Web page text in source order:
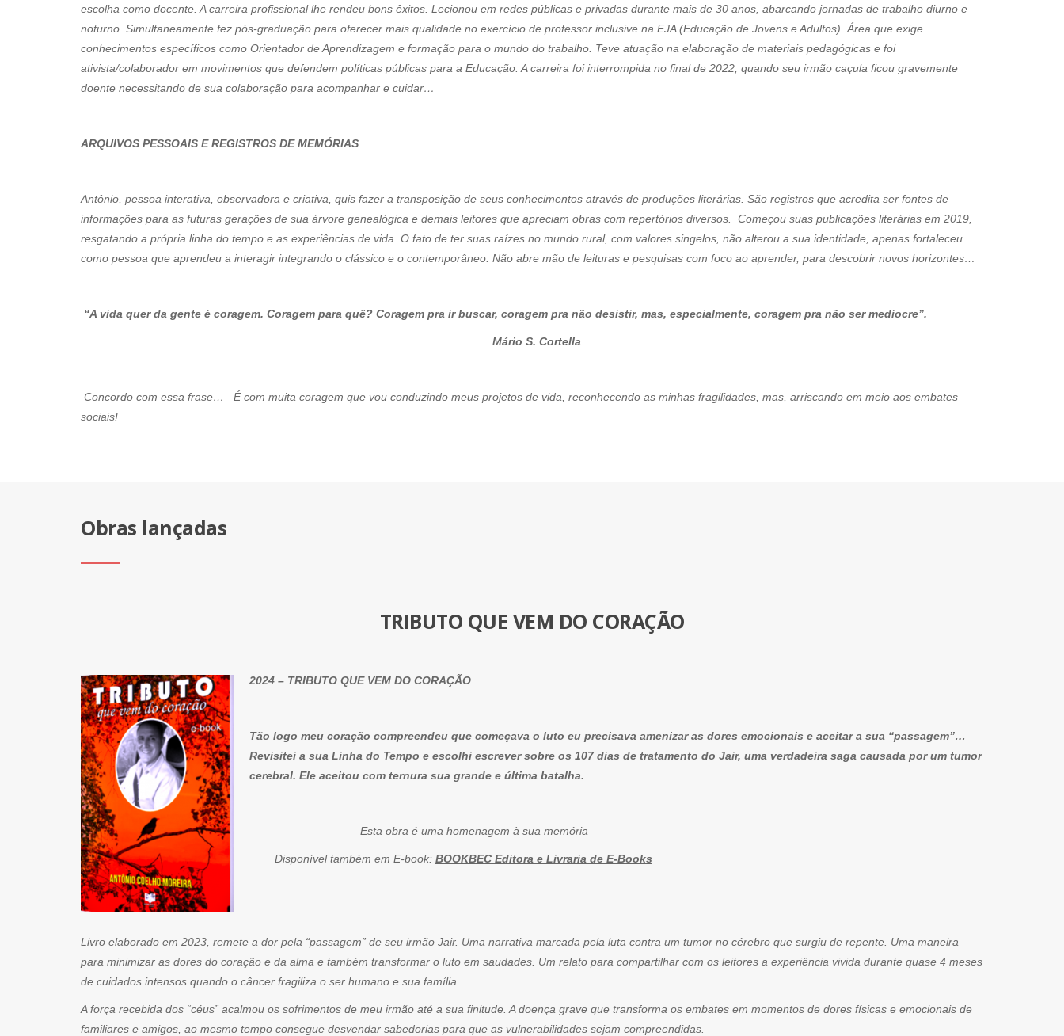
escolha como docente. A carreira profissional lhe rendeu bons êxitos. Lecionou em redes públicas e privadas durante mais de 30 anos, abarcando jornadas de trabalho diurno e
noturno. Simultaneamente fez pós-graduação para oferecer mais qualidade no exercício de professor inclusive na EJA (Educação de Jovens e Adultos). Área que exige
conhecimentos específicos como Orientador de Aprendizagem e formação para o mundo do trabalho. Teve atuação na elaboração de materiais pedagógicas e foi
ativista/colaborador em movimentos que defendem políticas públicas para a Educação. A carreira foi interrompida no final de 2022, quando seu irmão caçula ficou gravemente
doente necessitando de sua colaboração para acompanhar e cuidar…
ARQUIVOS PESSOAIS E REGISTROS DE MEMÓRIAS
Antônio, pessoa interativa, observadora e criativa, quis fazer a transposição de seus conhecimentos através de produções literárias. São registros que acredita ser fontes de
informações para as futuras gerações de sua árvore genealógica e demais leitores que apreciam obras com repertórios diversos. Começou suas publicações literárias em 2019,
resgatando a própria linha do tempo e as experiências de vida. O fato de ter suas raízes no mundo rural, com valores singelos, não alterou a sua identidade, apenas fortaleceu
como pessoa que aprendeu a interagir integrando o clássico e o contemporâneo. Não abre mão de leituras e pesquisas com foco ao aprender, para descobrir novos horizontes…
“A vida quer da gente é coragem. Coragem para quê? Coragem pra ir buscar, coragem pra não desistir, mas, especialmente, coragem pra não ser medíocre”.
Mário S. Cortella
Concordo com essa frase… É com muita coragem que vou conduzindo meus projetos de vida, reconhecendo as minhas fragilidades, mas, arriscando em meio aos embates
sociais!
Obras lançadas
TRIBUTO QUE VEM DO CORAÇÃO
2024 – TRIBUTO QUE VEM DO CORAÇÃO
Tão logo meu coração compreendeu que começava o luto eu precisava amenizar as dores emocionais e aceitar a sua “passagem”…
Revisitei a sua Linha do Tempo e escolhi escrever sobre os 107 dias de tratamento do Jair, uma verdadeira saga causada por um tumor
cerebral. Ele aceitou com ternura sua grande e última batalha.
– Esta obra é uma homenagem à sua memória –
Disponível também em E-book: BOOKBEC Editora e Livraria de E-Books
Livro elaborado em 2023, remete a dor pela “passagem” de seu irmão Jair. Uma narrativa marcada pela luta contra um tumor no cérebro que surgiu de repente. Uma maneira
para minimizar as dores do coração e da alma e também transformar o luto em saudades. Um relato para compartilhar com os leitores a experiência vivida durante quase 4 meses
de cuidados intensos quando o câncer fragiliza o ser humano e sua família.
A força recebida dos “céus” acalmou os sofrimentos de meu irmão até a sua finitude. A doença grave que transforma os embates em momentos de dores físicas e emocionais de
familiares e amigos, ao mesmo tempo consegue desvendar sabedorias para que as vulnerabilidades sejam compreendidas.